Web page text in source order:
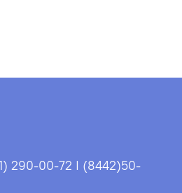
коробка
290-00-72 I (8442)50-